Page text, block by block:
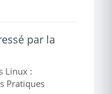
par la
Linux :
Pratiques